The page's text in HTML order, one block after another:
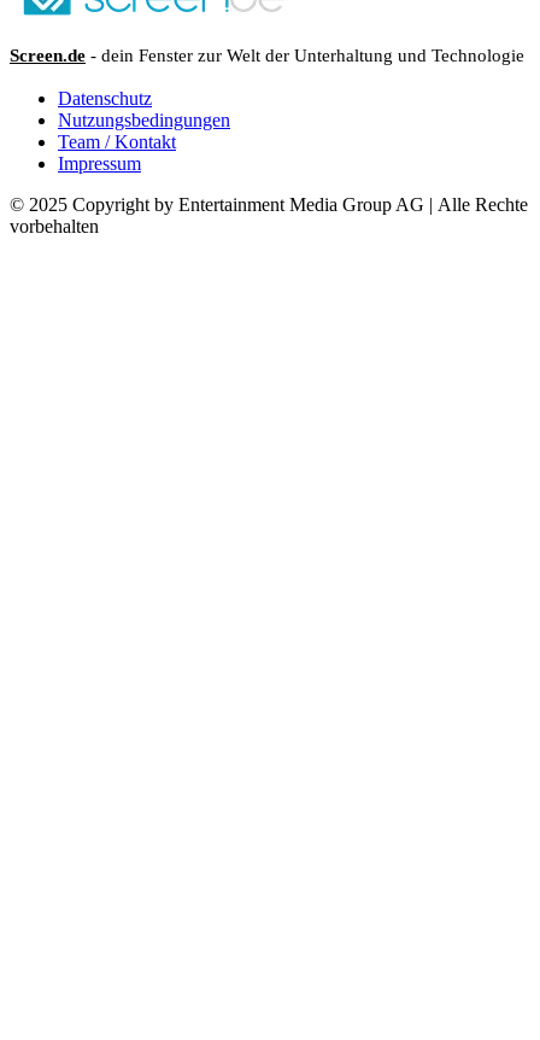
Screen.de - dein Fenster zur Welt der Unterhaltung und Technologie
Datenschutz
Nutzungsbedingungen
Team / Kontakt
Impressum
© 2025 Copyright by Entertainment Media Group AG | Alle Rechte
vorbehalten